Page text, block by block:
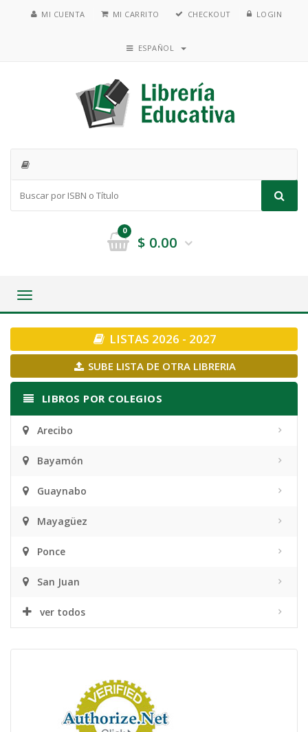
MI CUENTA MI CARRITO CHECKOUT LOGIN
ESPAÑOL
0
$ 0.00
Toggle
LISTAS 2026 - 2027
SUBE LISTA DE OTRA LIBRERIA
LIBROS POR COLEGIOS
Arecibo
Bayamón
Guaynabo
Mayagüez
Ponce
San Juan
ver todos